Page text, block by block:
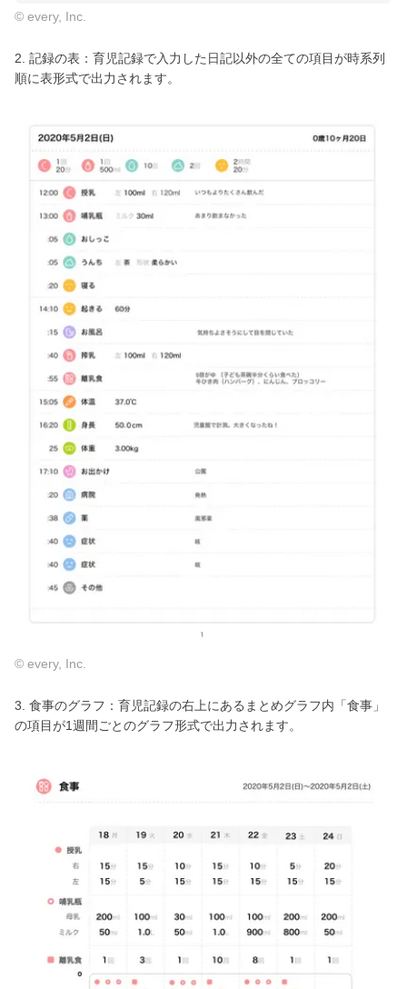
© every, Inc.
2. 記録の表：育児記録で入力した日記以外の全ての項目が時系列
順に表形式で出力されます。
© every, Inc.
3. 食事のグラフ：育児記録の右上にあるまとめグラフ内「食事」
の項目が1週間ごとのグラフ形式で出力されます。